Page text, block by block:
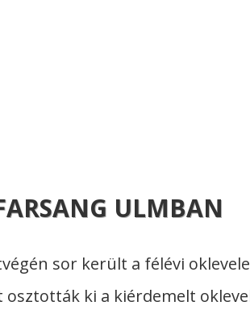
ULMBAN
sor került a félévi
ki a kiérdemelt